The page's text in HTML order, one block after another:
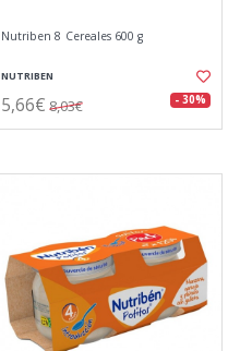
Nutriben 8 Cereales 600 g
NUTRIBEN
5,66€ 8,03€ - 30%